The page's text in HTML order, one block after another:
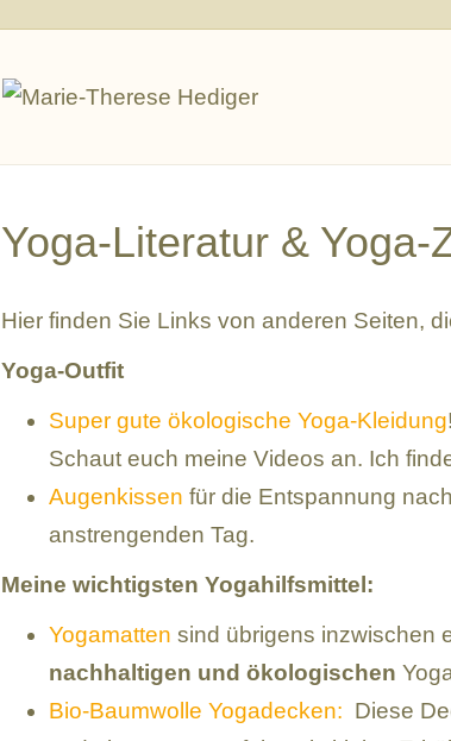
Yoga-Literatur & Yoga-
Hier finden Sie Links von anderen Seiten,
Yoga-Outfit
Super gute ökologische Yoga-Kleidung
Schaut euch meine Videos an. Ich
Augenkissen für die Entspannung
anstrengenden Tag.
Meine wichtigsten Yogahilfsmittel:
Yogamatten sind übrigens inzwischen
nachhaltigen und ökologischen
Bio-Baumwolle Yogadecken: Diese